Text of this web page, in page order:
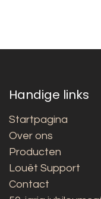
Handige links
Startpagina
Over ons
Producten
Louët Support
Contact